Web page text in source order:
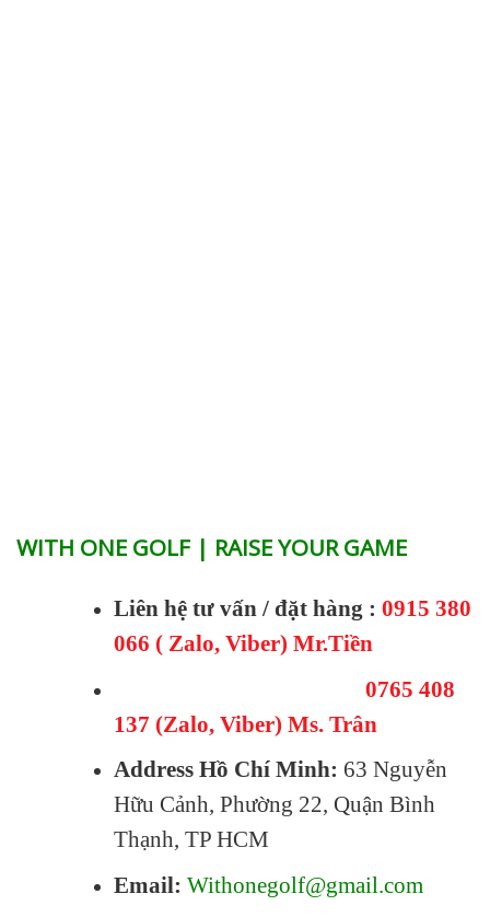
WITH ONE GOLF | RAISE YOUR GAME
Liên hệ tư vấn / đặt hàng : 0915 380
066 ( Zalo, Viber) Mr.Tiền
0765 408
137 (Zalo, Viber) Ms. Trân
Address Hồ Chí Minh: 63 Nguyễn
Hữu Cảnh, Phường 22, Quận Bình
Thạnh, TP HCM
Email: Withonegolf@gmail.com